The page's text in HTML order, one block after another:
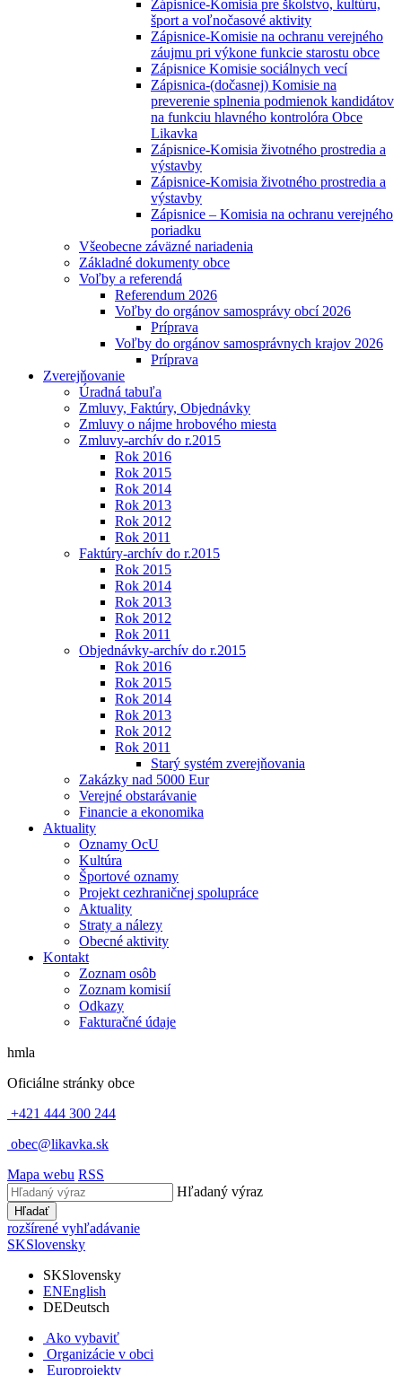
Zápisnice-Komisia pre školstvo, kultúru,
šport a voľnočasové aktivity
Zápisnice-Komisie na ochranu verejného
záujmu pri výkone funkcie starostu obce
Zápisnice Komisie sociálnych vecí
Zápisnica-(dočasnej) Komisie na
preverenie splnenia podmienok kandidátov
na funkciu hlavného kontrolóra Obce
Likavka
Zápisnice-Komisia životného prostredia a
výstavby
Zápisnice-Komisia životného prostredia a
výstavby
Zápisnice – Komisia na ochranu verejného
poriadku
Všeobecne záväzné nariadenia
Základné dokumenty obce
Voľby a referendá
Referendum 2026
Voľby do orgánov samosprávy obcí 2026
Príprava
Voľby do orgánov samosprávnych krajov 2026
Príprava
Zverejňovanie
Úradná tabuľa
Zmluvy, Faktúry, Objednávky
Zmluvy o nájme hrobového miesta
Zmluvy-archív do r.2015
Rok 2016
Rok 2015
Rok 2014
Rok 2013
Rok 2012
Rok 2011
Faktúry-archív do r.2015
Rok 2015
Rok 2014
Rok 2013
Rok 2012
Rok 2011
Objednávky-archív do r.2015
Rok 2016
Rok 2015
Rok 2014
Rok 2013
Rok 2012
Rok 2011
Starý systém zverejňovania
Zakázky nad 5000 Eur
Verejné obstarávanie
Financie a ekonomika
Aktuality
Oznamy OcU
Kultúra
Športové oznamy
Projekt cezhraničnej spolupráce
Aktuality
Straty a nálezy
Obecné aktivity
Kontakt
Zoznam osôb
Zoznam komisií
Odkazy
Fakturačné údaje
hmla
Oficiálne stránky obce
+421 444 300 244
obec@likavka.sk
Mapa webu RSS
Hľadaný výraz
Hľadať
rozšírené vyhľadávanie
SKSlovensky
SKSlovensky
ENEnglish
DEDeutsch
Ako vybaviť
Organizácie v obci
Europrojekty